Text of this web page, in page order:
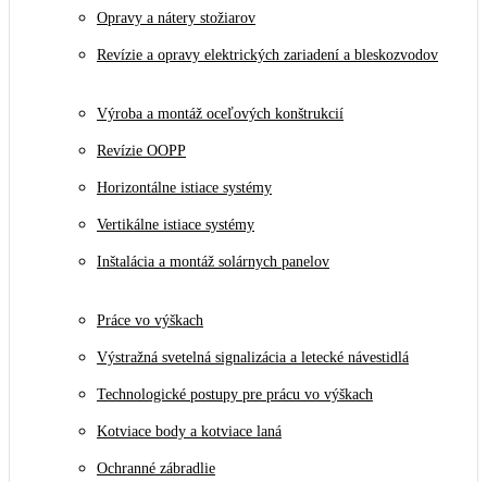
Opravy a nátery stožiarov
Revízie a opravy elektrických zariadení a bleskozvodov
Výroba a montáž oceľových konštrukcií
Revízie OOPP
Horizontálne istiace systémy
Vertikálne istiace systémy
Inštalácia a montáž solárnych panelov
Práce vo výškach
Výstražná svetelná signalizácia a letecké návestidlá
Technologické postupy pre prácu vo výškach
Kotviace body a kotviace laná
Ochranné zábradlie